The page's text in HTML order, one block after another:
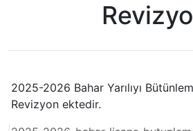
2025-2026 Bahar Yarılıyı
Revizyon ektedir.